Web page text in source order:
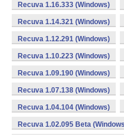
Recuva 1.16.333 (Windows)
Recuva 1.14.321 (Windows)
Recuva 1.12.291 (Windows)
Recuva 1.10.223 (Windows)
Recuva 1.09.190 (Windows)
Recuva 1.07.138 (Windows)
Recuva 1.04.104 (Windows)
Recuva 1.02.095 Beta